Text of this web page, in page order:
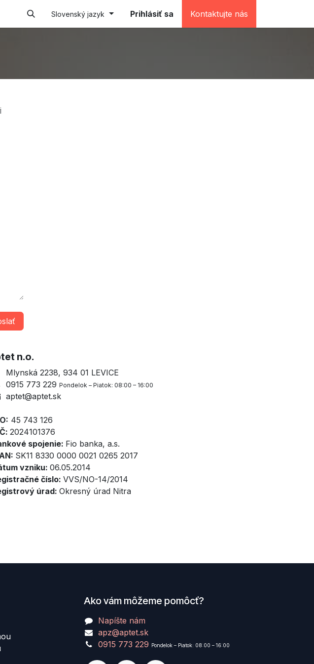
Náhradné plnenie (testovacia)
Slovenský jazyk Prihlásiť sa Kontaktujte nás
n.o.
Mlynská 2238, 934 01 LEVICE
0915 773 229 Pondelok – Piatok: 08:00 – 16:00
aptet@aptet.sk
45 743 126
2024101376
spojenie: Fio banka, a.s.
SK11 8330 0000 0021 0265 2017
vzniku: 06.05.2014
číslo: VVS/NO-14/2014
úrad: Okresný úrad Nitra
Ako vám môžeme pomôcť?
Napíšte nám
apz@aptet.sk
0915 773 229 Pondelok – Piatok: 08:00 – 16:00